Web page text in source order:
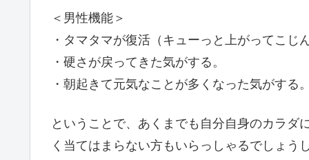
＜男性機能＞
・タマタマが復活（キューっと上がってこじ
・硬さが戻ってきた気がする。
・朝起きて元気なことが多くなった気がする。
ということで、あくまでも自分自身のカラダ
く当てはまらない方もいらっしゃるでしょ